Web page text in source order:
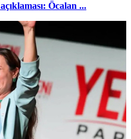
Öcalan ...